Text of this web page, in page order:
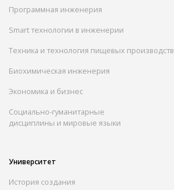
Программная инженерия
Smart технологии в инженерии
Техника и технология пищевых производств
Биохимическая инженерия
Экономика и бизнес
Социально-гуманитарные
дисциплины и мировые языки
Университет
История создания